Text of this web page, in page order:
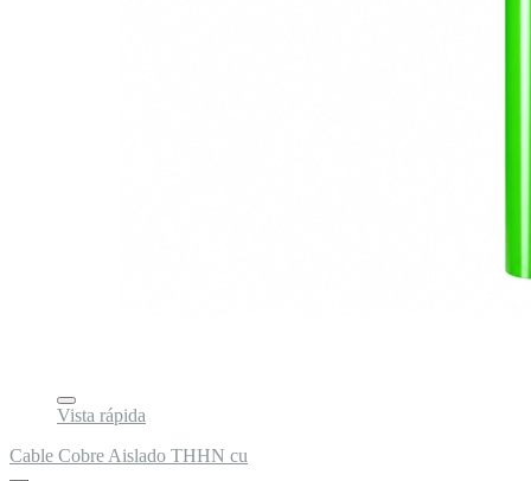
Vista rápida
Cable Cobre Aislado THHN cu